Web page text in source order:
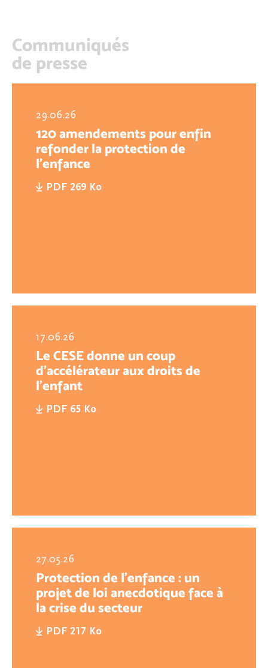
Communiqués
de presse
29.06.26
120 amendements pour enfin
refonder la protection de
l'enfance
PDF 269 Ko
17.06.26
Le CESE donne un coup
d’accélérateur aux droits de
l’enfant
PDF 65 Ko
27.05.26
Protection de l’enfance : un
projet de loi anecdotique face à
la crise du secteur
PDF 217 Ko